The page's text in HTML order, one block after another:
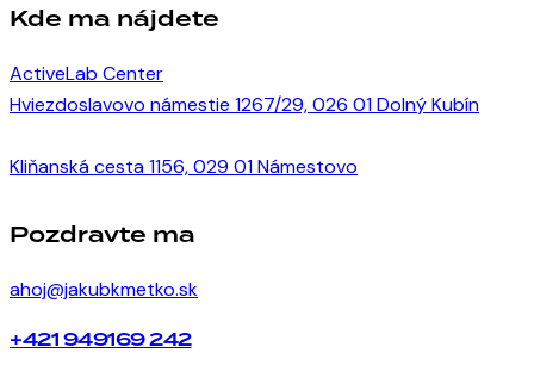
Kde ma nájdete
ActiveLab Center
Hviezdoslavovo námestie 1267/29, 026 01 Dolný Kubín
Kliňanská cesta 1156, 029 01 Námestovo
Pozdravte ma
ahoj@jakubkmetko.sk
+421 949169 242